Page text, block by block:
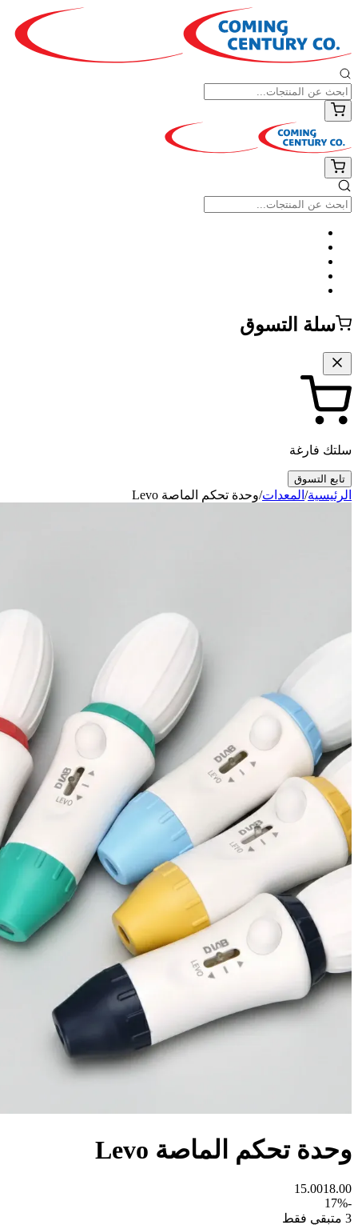
سلة التسوق
سلتك فارغة
تابع التسوق
الرئيسية/المعدات/وحدة تحكم الماصة Levo
وحدة تحكم الماصة Levo
15.0018.00
17%